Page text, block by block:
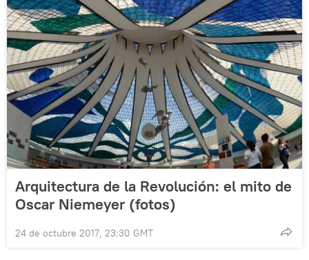
Arquitectura de la Revolución: el mito de
Oscar Niemeyer (fotos)
24 de octubre 2017, 23:30 GMT